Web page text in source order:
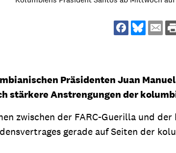
Präsidenten Juan
stärkere Anstrengungen der
zwischen der FARC-Guerilla und
gerade auf Seiten der